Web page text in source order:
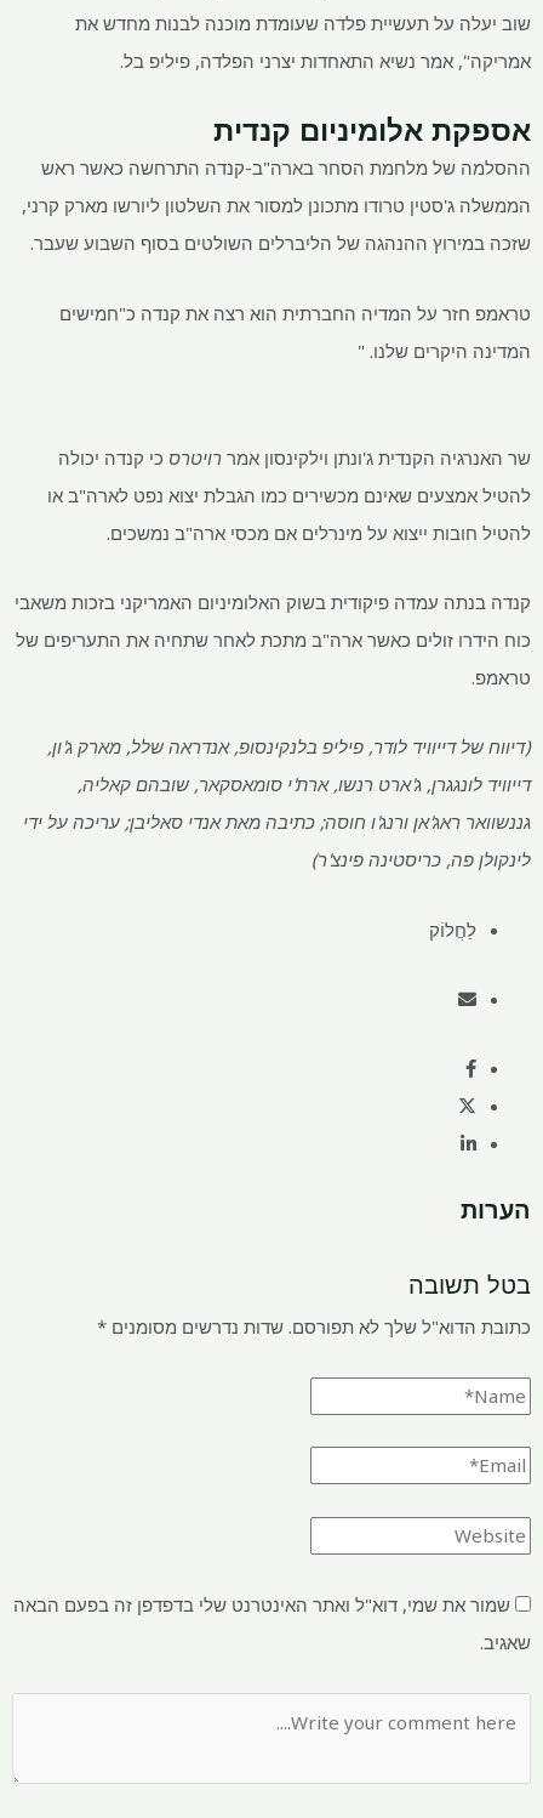
שוב יעלה על תעשיית פלדה שעומדת מוכנה לבנות מחדש את
אמריקה", אמר נשיא התאחדות יצרני הפלדה, פיליפ בל.
אספקת אלומיניום קנדית
ההסלמה של מלחמת הסחר בארה"ב-קנדה התרחשה כאשר ראש
הממשלה ג'סטין טרודו מתכונן למסור את השלטון ליורשו מארק קרני,
שזכה במירוץ ההנהגה של הליברלים השולטים בסוף השבוע שעבר.
טראמפ חזר על המדיה החברתית הוא רצה את קנדה כ"חמישים
המדינה היקרים שלנו. "
שר האנרגיה הקנדית ג'ונתן וילקינסון אמר רויטרס כי קנדה יכולה
להטיל אמצעים שאינם מכשירים כמו הגבלת יצוא נפט לארה"ב או
להטיל חובות ייצוא על מינרלים אם מכסי ארה"ב נמשכים.
קנדה בנתה עמדה פיקודית בשוק האלומיניום האמריקני בזכות משאבי
כוח הידרו זולים כאשר ארה"ב מתכת לאחר שתחיה את התעריפים של
טראמפ.
(דיווח של דייוויד לודר, פיליפ בלנקינסופ, אנדראה שלל, מארק ג'ון,
דייוויד לונגגרן, ג'ארט רנשו, ארת'י סומאסקאר, שובהם קאליה,
גננשוואר ראג'אן ורנג'ו חוסה; כתיבה מאת אנדי סאליבן; עריכה על ידי
לינקולן פה, כריסטינה פינצ'ר)
לַחֲלוֹק
הערות
בטל תשובה
כתובת הדוא"ל שלך לא תפורסם. שדות נדרשים מסומנים *
שמור את שמי, דוא"ל ואתר האינטרנט שלי בדפדפן זה בפעם הבאה
שאגיב.